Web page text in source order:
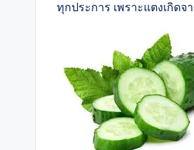
ทุกประการ เพราะแตงเกิด